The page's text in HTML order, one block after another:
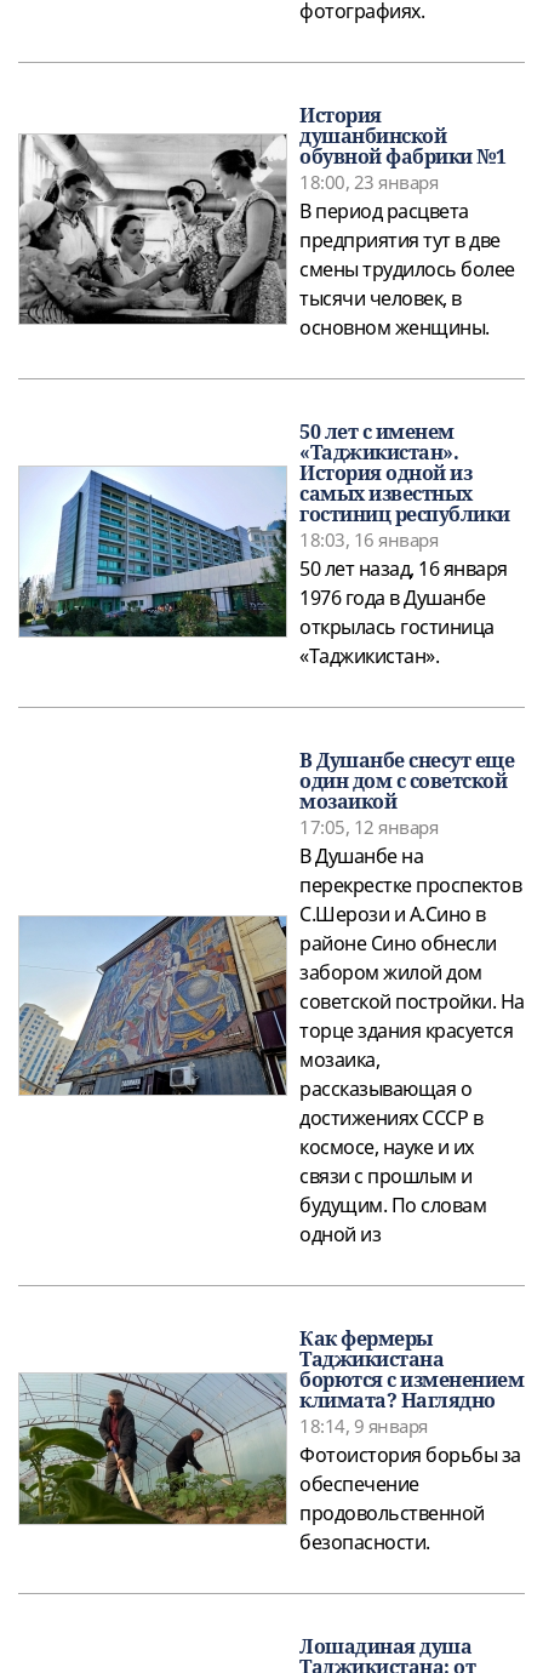
фотографиях.
История
душанбинской
обувной фабрики №1
18:00, 23 января
В период расцвета
предприятия тут в две
смены трудилось более
тысячи человек, в
основном женщины.
50 лет с именем
«Таджикистан».
История одной из
самых известных
гостиниц республики
18:03, 16 января
50 лет назад, 16 января
1976 года в Душанбе
открылась гостиница
«Таджикистан».
В Душанбе снесут еще
один дом с советской
мозаикой
17:05, 12 января
В Душанбе на
перекрестке проспектов
С.Шерози и А.Сино в
районе Сино обнесли
забором жилой дом
советской постройки. На
торце здания красуется
мозаика,
рассказывающая о
достижениях СССР в
космосе, науке и их
связи с прошлым и
будущим. По словам
одной из
Как фермеры
Таджикистана
борются с изменением
климата? Наглядно
18:14, 9 января
Фотоистория борьбы за
обеспечение
продовольственной
безопасности.
Лошадиная душа
Таджикистана: от